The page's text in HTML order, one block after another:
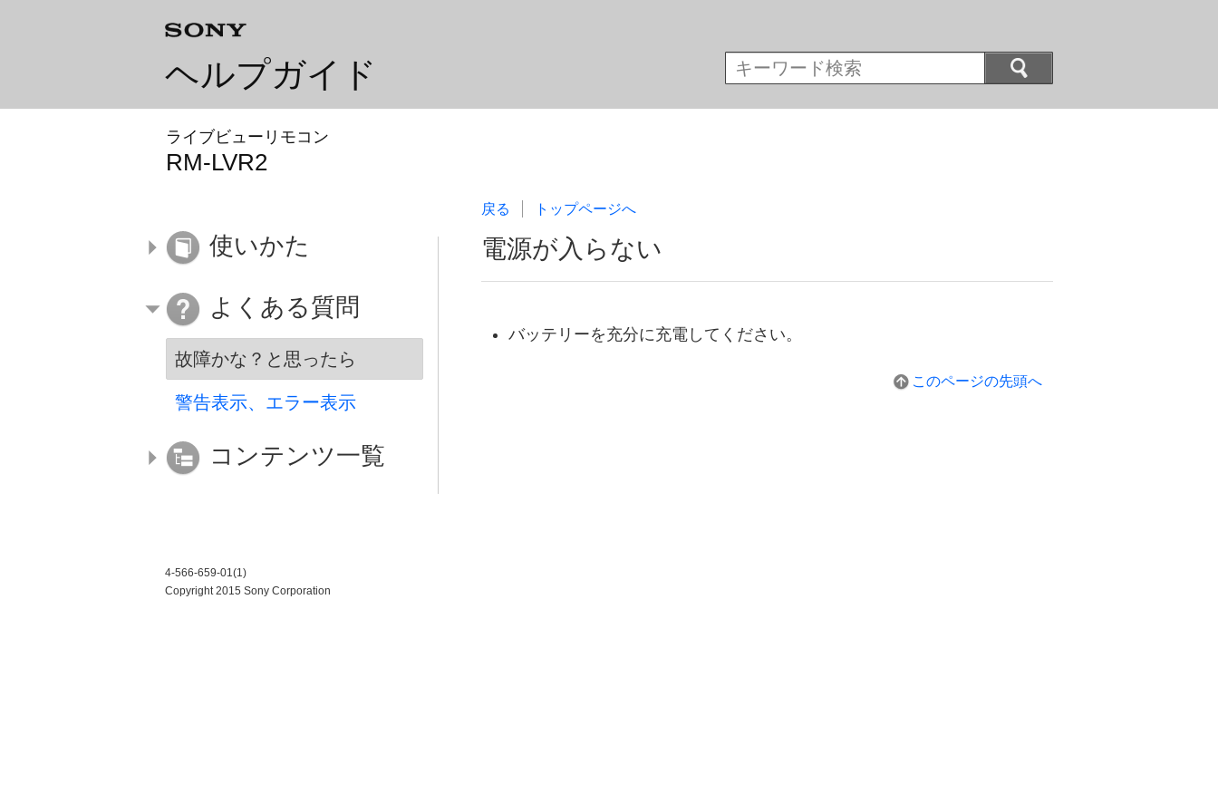
ヘルプガイド
ライブビューリモコン
RM-LVR2
戻る トップページへ
電源が入らない
バッテリーを充分に充電してください。
このページの先頭へ
使いかた
よくある質問
故障かな？と思ったら
警告表示、エラー表示
コンテンツ一覧
4-566-659-01(1)
Copyright 2015 Sony Corporation